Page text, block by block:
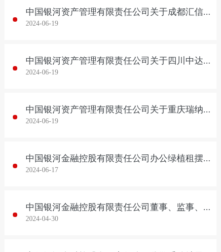
中国银河资产管理有限责任公司关于成都汇信置业有限公司单户不良债权资产的营销公告
2024-06-19
中国银河资产管理有限责任公司关于四川中达农业有限公司等11户不良债权资产的营销公告
2024-06-19
中国银河资产管理有限责任公司关于重庆瑞纳建筑工程有限公司等5户不良债权资产的营销公告
2024-06-19
中国银河金融控股有限责任公司办公绿植租摆服务项目集中采购结果公告
2024-06-17
中国银河金融控股有限责任公司董事、监事、高级管理人员2022年度薪酬情况
2024-04-30